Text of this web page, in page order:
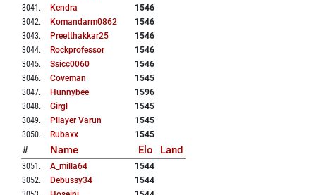
3041 . Kendra
1546
3042. Komandarm0862
1546
3043. Preetthakkar25
1546
3044. Rockprofessor
1546
3045. Ssicc0060
1546
3046. Coveman
1545
3047. Hunnybee
1596
3048. Girgl
1545
3049. Pllayer Varun
1545
3050. Rubaxx 1545
# Name Elo Land
3051 . A_milla64
1544
3052. Debussy34
1544